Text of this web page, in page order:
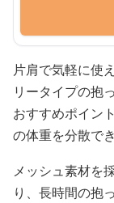
片肩で気軽に使
リータイプの抱
おすすめポイン
の体重を分散で
メッシュ素材を
り、長時間の抱